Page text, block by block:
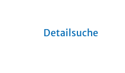
Detailsuche